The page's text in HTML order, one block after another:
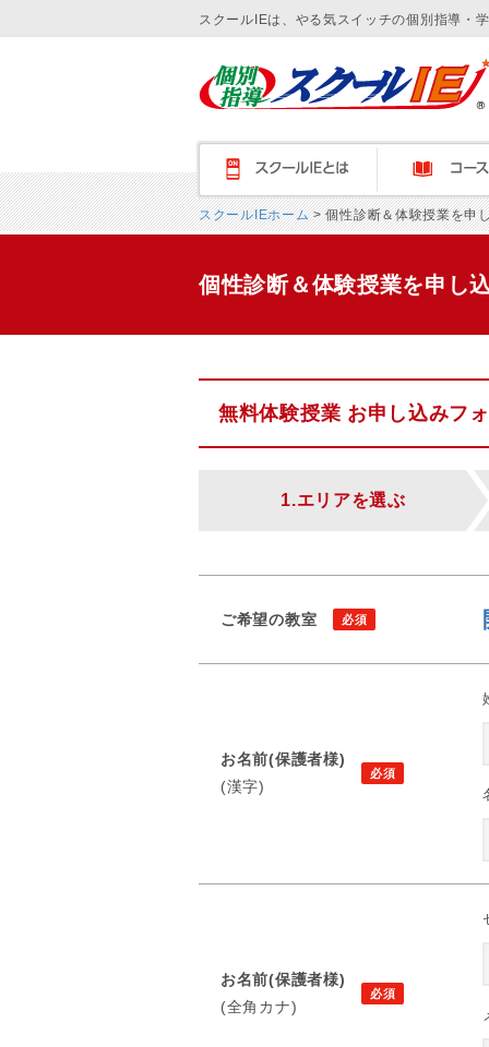
スクールIEは、やる気スイッチの個別指導・学
スクールＩＥとは コース紹介
スクールIEホーム> 個性診断＆体験授業を申
個性診断＆体験授業を申し
無料体験授業 お申し込みフ
1.エリアを選ぶ
ご希望の教室
お名前(保護者様)
(漢字)
お名前(保護者様)
(全角カナ)